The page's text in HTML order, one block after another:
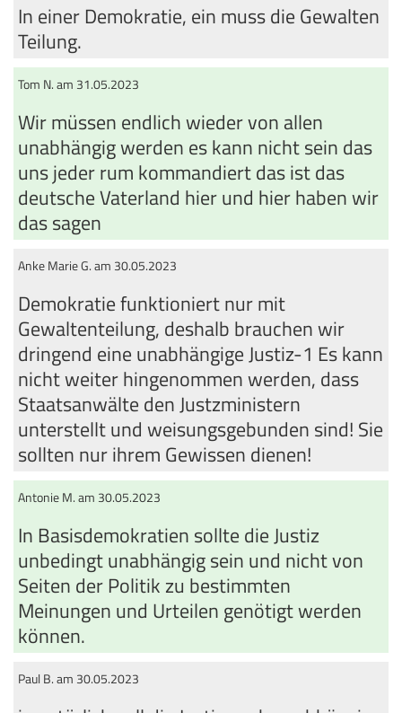
In einer Demokratie, ein muss die Gewalten
Teilung.
Tom N. am 31.05.2023
Wir müssen endlich wieder von allen
unabhängig werden es kann nicht sein das
uns jeder rum kommandiert das ist das
deutsche Vaterland hier und hier haben wir
das sagen
Anke Marie G. am 30.05.2023
Demokratie funktioniert nur mit
Gewaltenteilung, deshalb brauchen wir
dringend eine unabhängige Justiz-1 Es kann
nicht weiter hingenommen werden, dass
Staatsanwälte den Justzministern
unterstellt und weisungsgebunden sind! Sie
sollten nur ihrem Gewissen dienen!
Antonie M. am 30.05.2023
In Basisdemokratien sollte die Justiz
unbedingt unabhängig sein und nicht von
Seiten der Politik zu bestimmten
Meinungen und Urteilen genötigt werden
können.
Paul B. am 30.05.2023